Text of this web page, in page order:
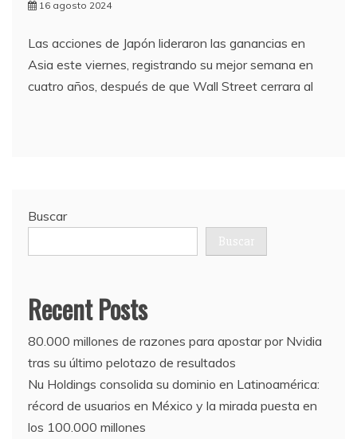
16 agosto 2024
Las acciones de Japón lideraron las ganancias en
Asia este viernes, registrando su mejor semana en
cuatro años, después de que Wall Street cerrara al
Buscar
Buscar
Recent Posts
80.000 millones de razones para apostar por Nvidia
tras su último pelotazo de resultados
Nu Holdings consolida su dominio en Latinoamérica:
récord de usuarios en México y la mirada puesta en
los 100.000 millones